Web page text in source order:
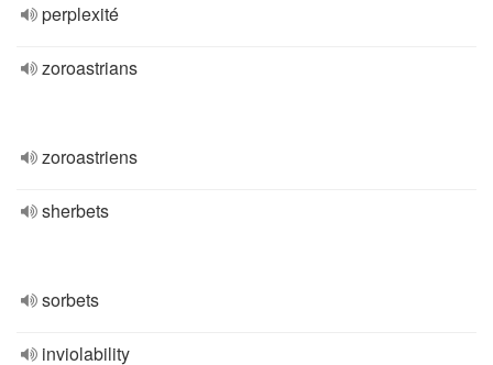
perplexité
zoroastrians
zoroastriens
sherbets
sorbets
inviolability